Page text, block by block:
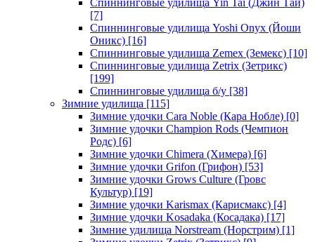
Спиннинговые удилища Yin Tai (Джин Тай)
[7]
Спиннинговые удилища Yoshi Onyx (Йоши
Оникс) [16]
Спиннинговые удилища Zemex (Земекс) [10]
Спиннинговые удилища Zetrix (Зетрикс)
[199]
Спиннинговые удилища б/у [38]
Зимние удилища [115]
Зимние удочки Cara Noble (Кара Нобле) [0]
Зимние удочки Champion Rods (Чемпион
Родс) [6]
Зимние удочки Chimera (Химера) [6]
Зимние удочки Grifon (Грифон) [53]
Зимние удочки Grows Culture (Гровс
Культур) [19]
Зимние удочки Karismax (Карисмакс) [4]
Зимние удочки Kosadaka (Косадака) [17]
Зимние удилища Norstream (Норстрим) [1]